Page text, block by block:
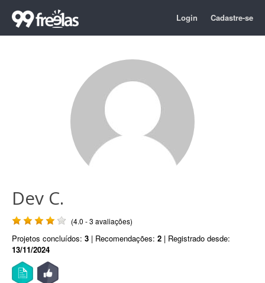
Login Cadastre-se
Dev C.
(4.0 - 3 avaliações)
Projetos concluídos: 3 | Recomendações: 2 | Registrado desde:
13/11/2024